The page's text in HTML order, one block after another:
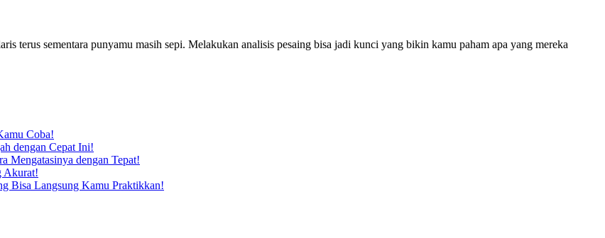
terus sementara punyamu masih sepi. Melakukan analisis pesaing bisa jadi kunci yang bikin kamu paham apa yang mereka
Coba!
dengan Cepat Ini!
Mengatasinya dengan Tepat!
Akurat!
Bisa Langsung Kamu Praktikkan!